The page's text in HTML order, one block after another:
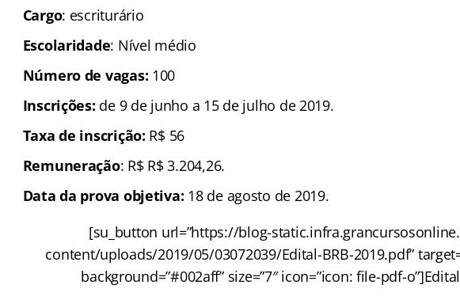
Cargo: escriturário
Escolaridade: Nível médio
Número de vagas: 100
Inscrições: de 9 de junho a 15 de julho de 2019.
Taxa de inscrição: R$ 56
Remuneração: R$ R$ 3.204,26.
Data da prova objetiva: 18 de agosto de 2019.
[su_button url=”https://blog-
content/uploads/2019/05/03072039/Edital-BRB-2019.pdf”
background=”#002aff” size=”7″ icon=”icon: file-pdf-